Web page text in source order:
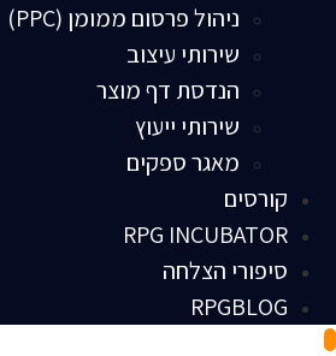
ניהול פרסום ממומן (PPC)
שירותי עיצוב
הנדסת דף מוצר
שירותי ייעוץ
מאגר ספקים
קורסים
RPG INCUBATOR
סיפורי הצלחה
RPGBLOG